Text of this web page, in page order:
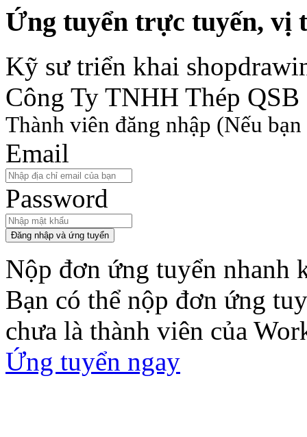
Ứng tuyển trực tuyến, vị
Kỹ sư triển khai
Công Ty TNHH Thép QSB
Thành viên đăng nhập (Nếu
Email
Password
Đăng nhập và ứng tuyển
Nộp đơn ứng tuyển nhanh
Bạn có thể nộp đơn ứng
chưa là thành viên của
Ứng tuyển ngay